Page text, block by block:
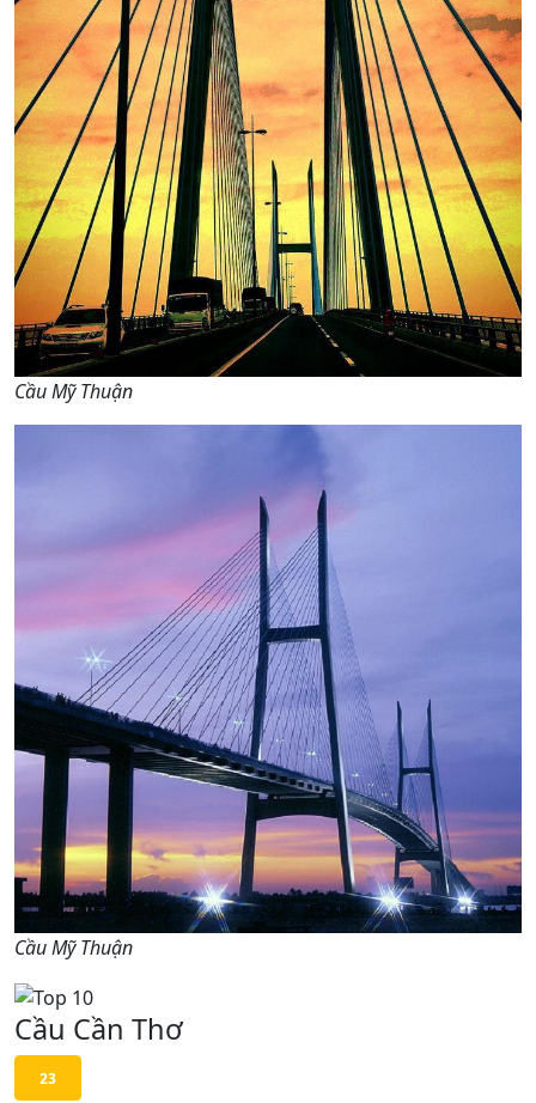
Cầu Mỹ Thuận
Cầu Mỹ Thuận
Cầu Cần Thơ
23